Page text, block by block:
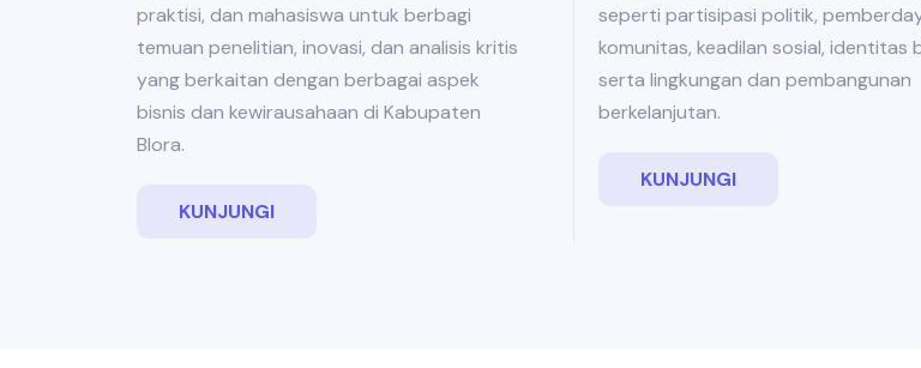
praktisi, dan mahasiswa untuk berbagi
temuan penelitian, inovasi, dan analisis kritis
yang berkaitan dengan berbagai aspek
bisnis dan kewirausahaan di Kabupaten
Blora.
KUNJUNGI
seperti partisipasi politik,
komunitas, keadilan sosial, identitas
serta lingkungan dan pembangunan
berkelanjutan.
KUNJUNGI